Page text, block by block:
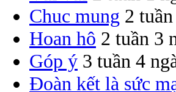
Chuc mung 2
Hoan hô 2 tuần 3
Góp ý 3 tuần 4
Đoàn kết là sức